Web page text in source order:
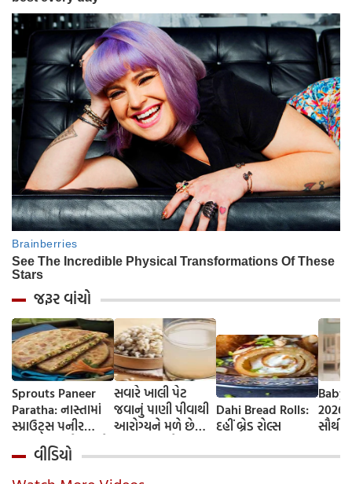
જરૂર વાંચો
Sprouts Paneer
Paratha: નાસ્તામાં
સ્પ્રાઉટ્સ પનીર
પરાઠા બનાવો, તમને
પ્રોટીનનો ડબલ ડોઝ
મળશે
સવારે ખાલી પેટ
જવાનું પાણી પીવાથી
આરોગ્યને મળે છે
જાણીએ તેના ફાયદા
અને ઉપયોગ કરવાની
Dahi Bread Rolls:
દહીં બ્રેડ રોલ્સ
Baby
વીડિયો